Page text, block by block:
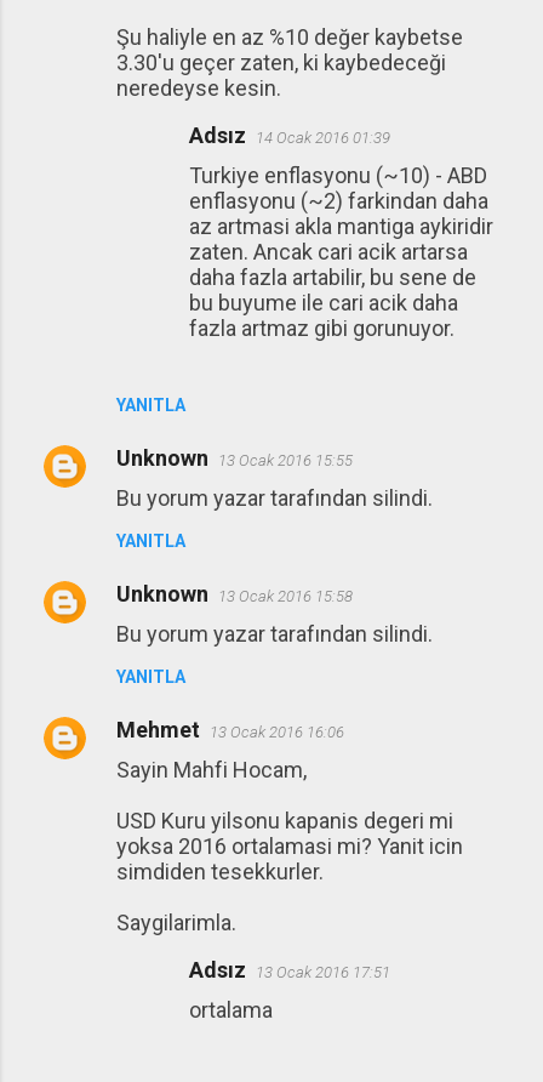
Şu haliyle en az %10 değer kaybetse
3.30'u geçer zaten, ki kaybedeceği
neredeyse kesin.
YANITLA
Adsız 14 Ocak 2016 01:39
Turkiye enflasyonu (~10) - ABD
enflasyonu (~2) farkindan daha
az artmasi akla mantiga aykiridir
zaten. Ancak cari acik artarsa
daha fazla artabilir, bu sene de
bu buyume ile cari acik daha
fazla artmaz gibi gorunuyor.
Unknown 13 Ocak 2016 15:55
Bu yorum yazar tarafından silindi.
YANITLA
Unknown 13 Ocak 2016 15:58
Bu yorum yazar tarafından silindi.
YANITLA
Mehmet 13 Ocak 2016 16:06
Sayin Mahfi Hocam,
USD Kuru yilsonu kapanis degeri mi
yoksa 2016 ortalamasi mi? Yanit icin
simdiden tesekkurler.
Saygilarimla.
Adsız 13 Ocak 2016 17:51
ortalama